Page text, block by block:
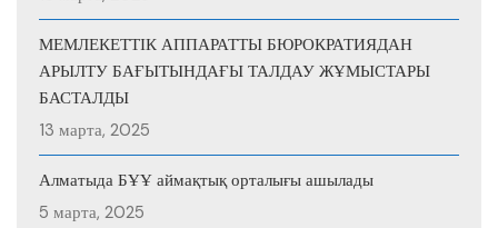
МЕМЛЕКЕТТІК АППАРАТТЫ БЮРОКРАТИЯДАН
АРЫЛТУ БАҒЫТЫНДАҒЫ ТАЛДАУ ЖҰМЫСТАРЫ
БАСТАЛДЫ
13 марта, 2025
Алматыда БҰҰ аймақтық орталығы ашылады
5 марта, 2025